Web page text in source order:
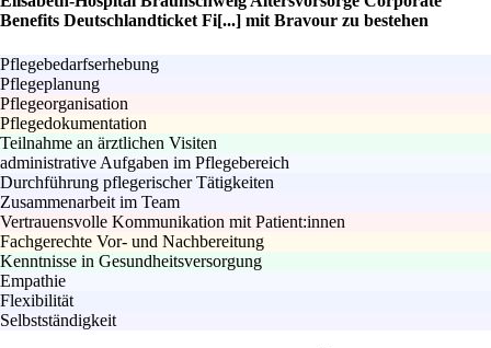
Benefits Deutschlandticket Fi[...] mit Bravour zu bestehen
Pflegebedarfserhebung
Pflegeplanung
Pflegeorganisation
Pflegedokumentation
Teilnahme an ärztlichen Visiten
administrative Aufgaben im Pflegebereich
Durchführung pflegerischer Tätigkeiten
Zusammenarbeit im Team
Vertrauensvolle Kommunikation mit Patient:innen
Fachgerechte Vor- und Nachbereitung
Kenntnisse in Gesundheitsversorgung
Empathie
Flexibilität
Selbstständigkeit